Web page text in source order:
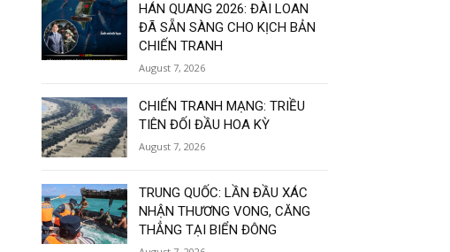
HÁN QUANG 2026: ĐÀI LOAN
ĐÃ SẴN SÀNG CHO KỊCH BẢN
CHIẾN TRANH
August 7, 2026
CHIẾN TRANH MẠNG: TRIỀU
TIÊN ĐỐI ĐẦU HOA KỲ
August 7, 2026
TRUNG QUỐC: LẦN ĐẦU XÁC
NHẬN THƯƠNG VONG, CĂNG
THẲNG TẠI BIỂN ĐÔNG